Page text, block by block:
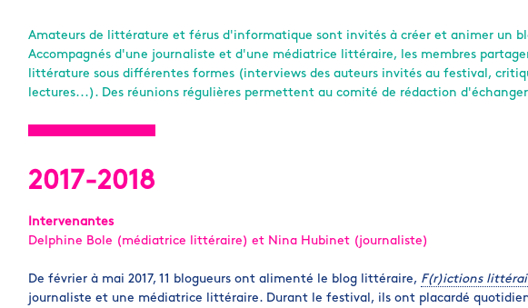
Des nouvelles des collégiens
Amateurs de littérature et férus d'informatique sont invités à créer et animer un
Accompagnés d'une journaliste et d'une médiatrice littéraire, les membres
littérature sous différentes formes (interviews des auteurs invités au festival,
lectures...). Des réunions régulières permettent au comité de rédaction
2017-2018
Intervenantes
Delphine Bole (médiatrice littéraire) et Nina Hubinet (journaliste)
De février à mai 2017, 11 blogueurs ont alimenté le blog littéraire, F(r)ictions
journaliste et une médiatrice littéraire. Durant le festival, ils ont placardé